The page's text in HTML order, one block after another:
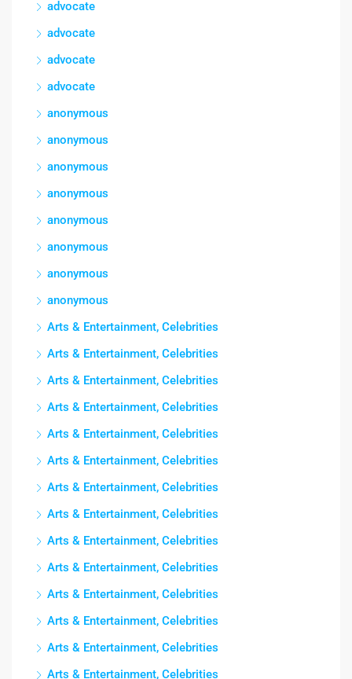
advocate
advocate
advocate
advocate
anonymous
anonymous
anonymous
anonymous
anonymous
anonymous
anonymous
anonymous
Arts & Entertainment, Celebrities
Arts & Entertainment, Celebrities
Arts & Entertainment, Celebrities
Arts & Entertainment, Celebrities
Arts & Entertainment, Celebrities
Arts & Entertainment, Celebrities
Arts & Entertainment, Celebrities
Arts & Entertainment, Celebrities
Arts & Entertainment, Celebrities
Arts & Entertainment, Celebrities
Arts & Entertainment, Celebrities
Arts & Entertainment, Celebrities
Arts & Entertainment, Celebrities
Arts & Entertainment, Celebrities